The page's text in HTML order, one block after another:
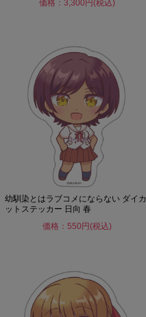
価格：3,300円(税込)
幼馴染とはラブコメにならない ダイカ
ットステッカー 日向 春
価格：550円(税込)